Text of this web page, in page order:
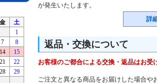
が発生いたします。
詳
返品・交換について
お客様のご都合による交換・返品はお受
ご注文と異なる商品をお届けした場合や